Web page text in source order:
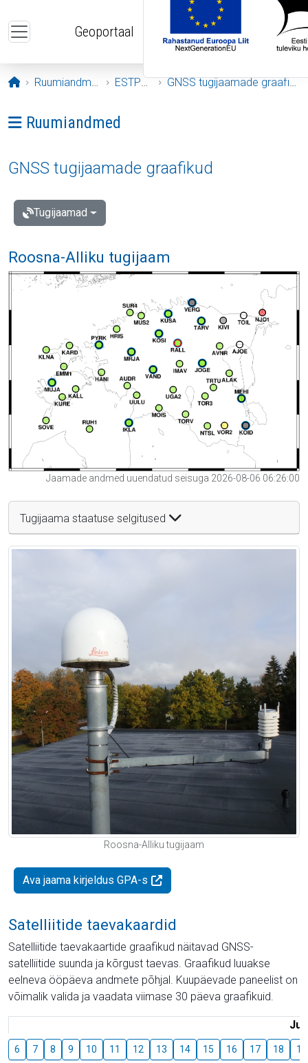
Geoportaal
Avaleht
Ruumiandmed ESTPOS GNSS tugijaamade graafikud
Ava menüü: Ruumiandmed
Ruumiandmed
GNSS tugijaamade graafikud
Tugijaamad
Roosna-Alliku tugijaam
Jaamade andmed uuendatud seisuga 2026-08-06 06:26:00
Tugijaama staatuse selgitused
Roosna-Alliku tugijaam
Ava jaama kirjeldus GPA-s
Satelliitide taevakaardid
Satelliitide taevakaartide graafikud näitavad GNSS-
satelliitide suunda ja kõrgust taevas. Graafikud luuakse
eelneva ööpäeva andmete põhjal. Kuupäevade paneelist on
võimalik valida ja vaadata viimase 30 päeva graafikuid.
6 7 8 9 10 11 12 13 14 15 16 17 18 19